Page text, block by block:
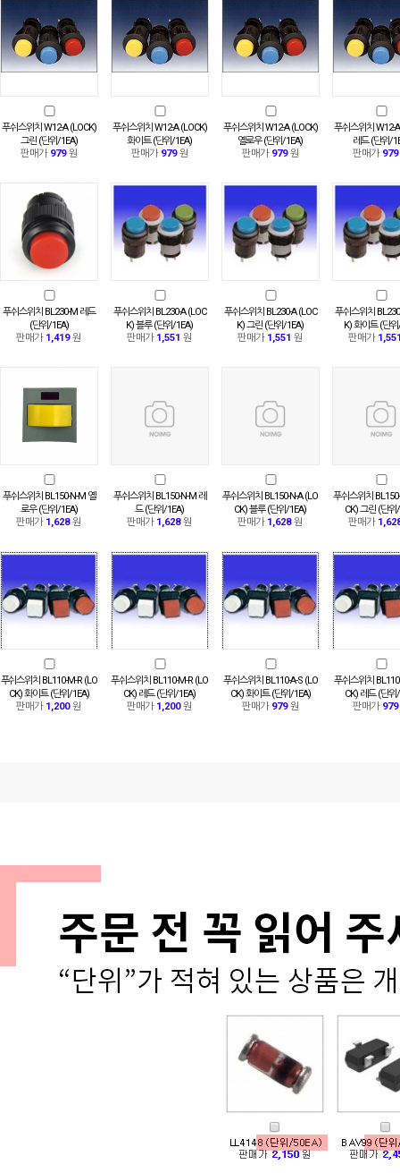
푸쉬스위치 W12-A (LOCK)
그린 (단위/1EA)
판매가 979원
푸쉬스위치 W12-A (LOCK)
화이트 (단위/1EA)
판매가 979원
푸쉬스위치 W12-A (LOCK)
옐로우 (단위/1EA)
판매가 979원
푸쉬스위치 W12-
레드 (단위/
판매가 979
푸쉬스위치 BL230-M 레드
(단위/1EA)
판매가 1,419원
푸쉬스위치 BL230-A (LOC
K) 블루 (단위/1EA)
판매가 1,551 원
푸쉬스위치 BL230-A (LOC
K) 그린 (단위/1EA)
판매가 1,551 원
푸쉬스위치
K) 화이트 (단
판매가
푸쉬스위치 BL150-N-M 옐
로우 (단위/1EA)
판매가 1,628원
푸쉬스위치 BL150-N-M 레
드 (단위/1EA)
판매가 1,628원
푸쉬스위치 BL150-N-A (LO
CK) 블루 (단위/1EA)
판매가 1,628원
푸쉬스위치
CK) 그린 (단위
판매가
푸쉬스위치 BL110-M-R (LO
CK) 화이트 (단위/1EA)
판매가 1,200원
푸쉬스위치 BL110-M-R (LO
CK) 레드 (단위/1EA)
판매가 1,200원
푸쉬스위치 BL110-A-S (LO
CK) 화이트 (단위/1EA)
판매가 979원
푸쉬스위치
CK) 레드 (단위
판매가 979